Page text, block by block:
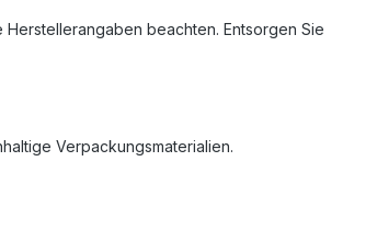
Herstellerangaben beachten. Entsorgen Sie
Verpackungsmaterialien.